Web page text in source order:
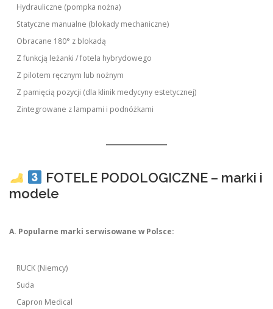
Hydrauliczne (pompka nożna)
Statyczne manualne (blokady mechaniczne)
Obracane 180° z blokadą
Z funkcją leżanki / fotela hybrydowego
Z pilotem ręcznym lub nożnym
Z pamięcią pozycji (dla klinik medycyny estetycznej)
Zintegrowane z lampami i podnóżkami
FOTELE PODOLOGICZNE – marki i
modele
A. Popularne marki serwisowane w Polsce:
RUCK (Niemcy)
Suda
Capron Medical